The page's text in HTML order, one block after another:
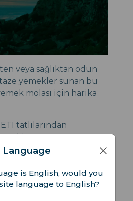
veya sağlıktan ödün
yemekler sunan bu
molası için harika
tatlılarından
yaratıcı
lezzetiyle de ünlü olan bu
Language
is English, would you
language to English?